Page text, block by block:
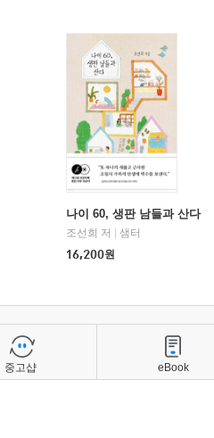
나이 60, 생판 남들과 산다
조선희 저
샘터
16,200원
중고샵 eBook